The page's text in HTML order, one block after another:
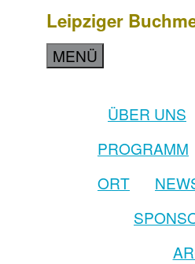
Leipziger
MENÜ
ÜBER UNS
PROGRAMM
ORT